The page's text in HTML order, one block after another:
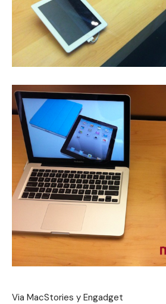
Via MacStories y Engadget